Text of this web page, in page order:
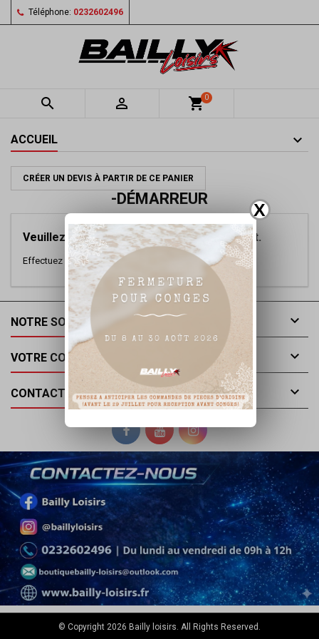
X
Téléphone: 0232602496
  shopping_cart0
ACCUEIL
CRÉER UN DEVIS À PARTIR DE CE PANIER
-DÉMARREUR
Veuillez nous excuser pour le désagrément.
Effectuez une nouvelle recherche
NOTRE SOCIÉTÉ 
VOTRE COMPTE 
CONTACT 
© Copyright 2026 Bailly loisirs. All Rights Reserved.